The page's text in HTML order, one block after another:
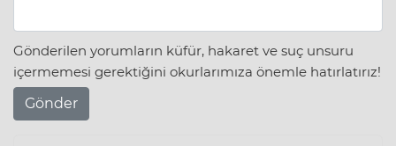
Gönderilen yorumların küfür, hakaret ve suç unsuru
içermemesi gerektiğini okurlarımıza önemle hatırlatırız!
Gönder